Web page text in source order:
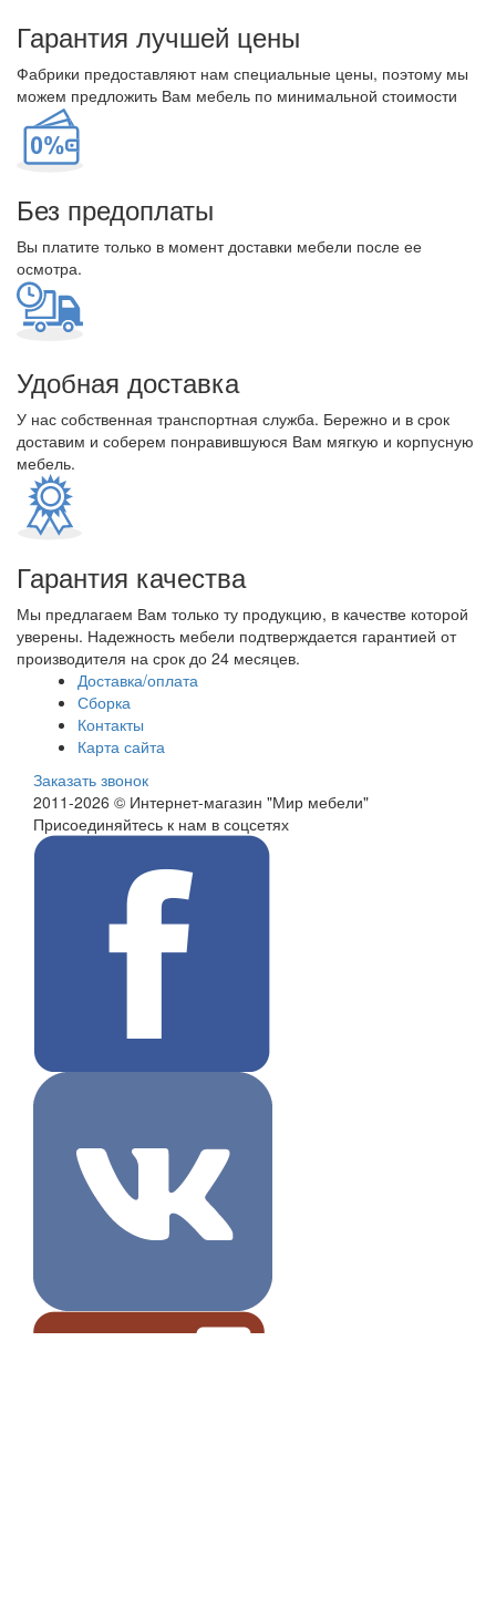
Гарантия лучшей цены
Фабрики предоставляют нам специальные цены, поэтому мы
можем предложить Вам мебель по минимальной стоимости
Без предоплаты
Вы платите только в момент доставки мебели после ее
осмотра.
Удобная доставка
У нас собственная транспортная служба. Бережно и в срок
доставим и соберем понравившуюся Вам мягкую и корпусную
мебель.
Гарантия качества
Мы предлагаем Вам только ту продукцию, в качестве которой
уверены. Надежность мебели подтверждается гарантией от
производителя на срок до 24 месяцев.
Доставка/оплата
Сборка
Контакты
Карта сайта
Заказать звонок
2011-2026 © Интернет-магазин "Мир мебели"
Присоединяйтесь к нам в соцсетях